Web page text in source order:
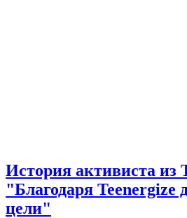
История активиста из
"Благодаря Teenergize
цели"